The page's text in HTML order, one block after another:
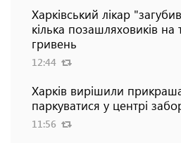
Харківський лікар
кілька позашляховиків
гривень
12:44
Харків вирішили
паркуватися у центрі
11:56